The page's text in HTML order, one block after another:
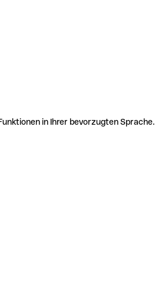
in Ihrer bevorzugten Sprache.